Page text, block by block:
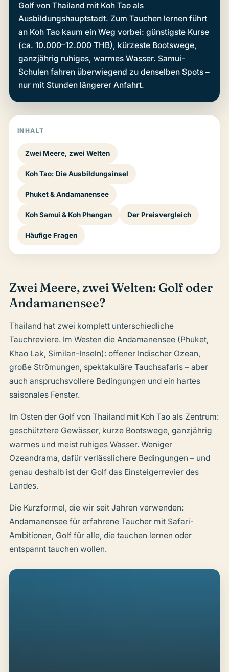
Golf von Thailand mit Koh Tao als
Ausbildungshauptstadt. Zum Tauchen lernen führt
an Koh Tao kaum ein Weg vorbei: günstigste Kurse
(ca. 10.000–12.000 THB), kürzeste Bootswege,
ganzjährig ruhiges, warmes Wasser. Samui-
Schulen fahren überwiegend zu denselben Spots –
nur mit Stunden längerer Anfahrt.
INHALT
Zwei Meere, zwei Welten
Koh Tao: Die Ausbildungsinsel
Phuket & Andamanensee
Koh Samui & Koh Phangan Der Preisvergleich
Häufige Fragen
Zwei Meere, zwei Welten: Golf oder
Andamanensee?
Thailand hat zwei komplett unterschiedliche
Tauchreviere. Im Westen die Andamanensee (Phuket,
Khao Lak, Similan-Inseln): offener Indischer Ozean,
große Strömungen, spektakuläre Tauchsafaris – aber
auch anspruchsvollere Bedingungen und ein hartes
saisonales Fenster.
Im Osten der Golf von Thailand mit Koh Tao als Zentrum:
geschütztere Gewässer, kurze Bootswege, ganzjährig
warmes und meist ruhiges Wasser. Weniger
Ozeandrama, dafür verlässlichere Bedingungen – und
genau deshalb ist der Golf das Einsteigerrevier des
Landes.
Die Kurzformel, die wir seit Jahren verwenden:
Andamanensee für erfahrene Taucher mit Safari-
Ambitionen, Golf für alle, die tauchen lernen oder
entspannt tauchen wollen.